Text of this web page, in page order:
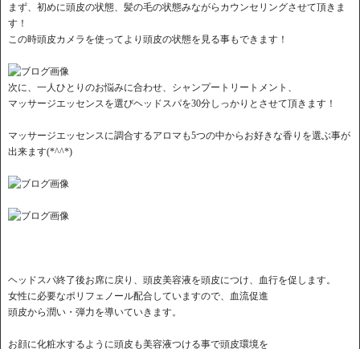
まず、初めに頭皮の状態、髪の毛の状態みながらカウンセリングさせて頂きま
す！
この時頭皮カメラを使ってより頭皮の状態を見る事もできます！
次に、一人ひとりのお悩みに合わせ、シャンプートリートメント、
マッサージエッセンスを選びヘッドスパを30分しっかりとさせて頂きます！
マッサージエッセンスに調合するアロマも5つの中からお好きな香りを選ぶ事が
出来ます(*^^*)
ヘッドスパ終了後お席に戻り、頭皮美容液を頭皮につけ、血行を促します。
女性に必要なポリフェノール配合していますので、血流促進
頭皮から潤い・弾力を導いていきます。
お顔に化粧水するように頭皮も美容液つける事で頭皮環境を